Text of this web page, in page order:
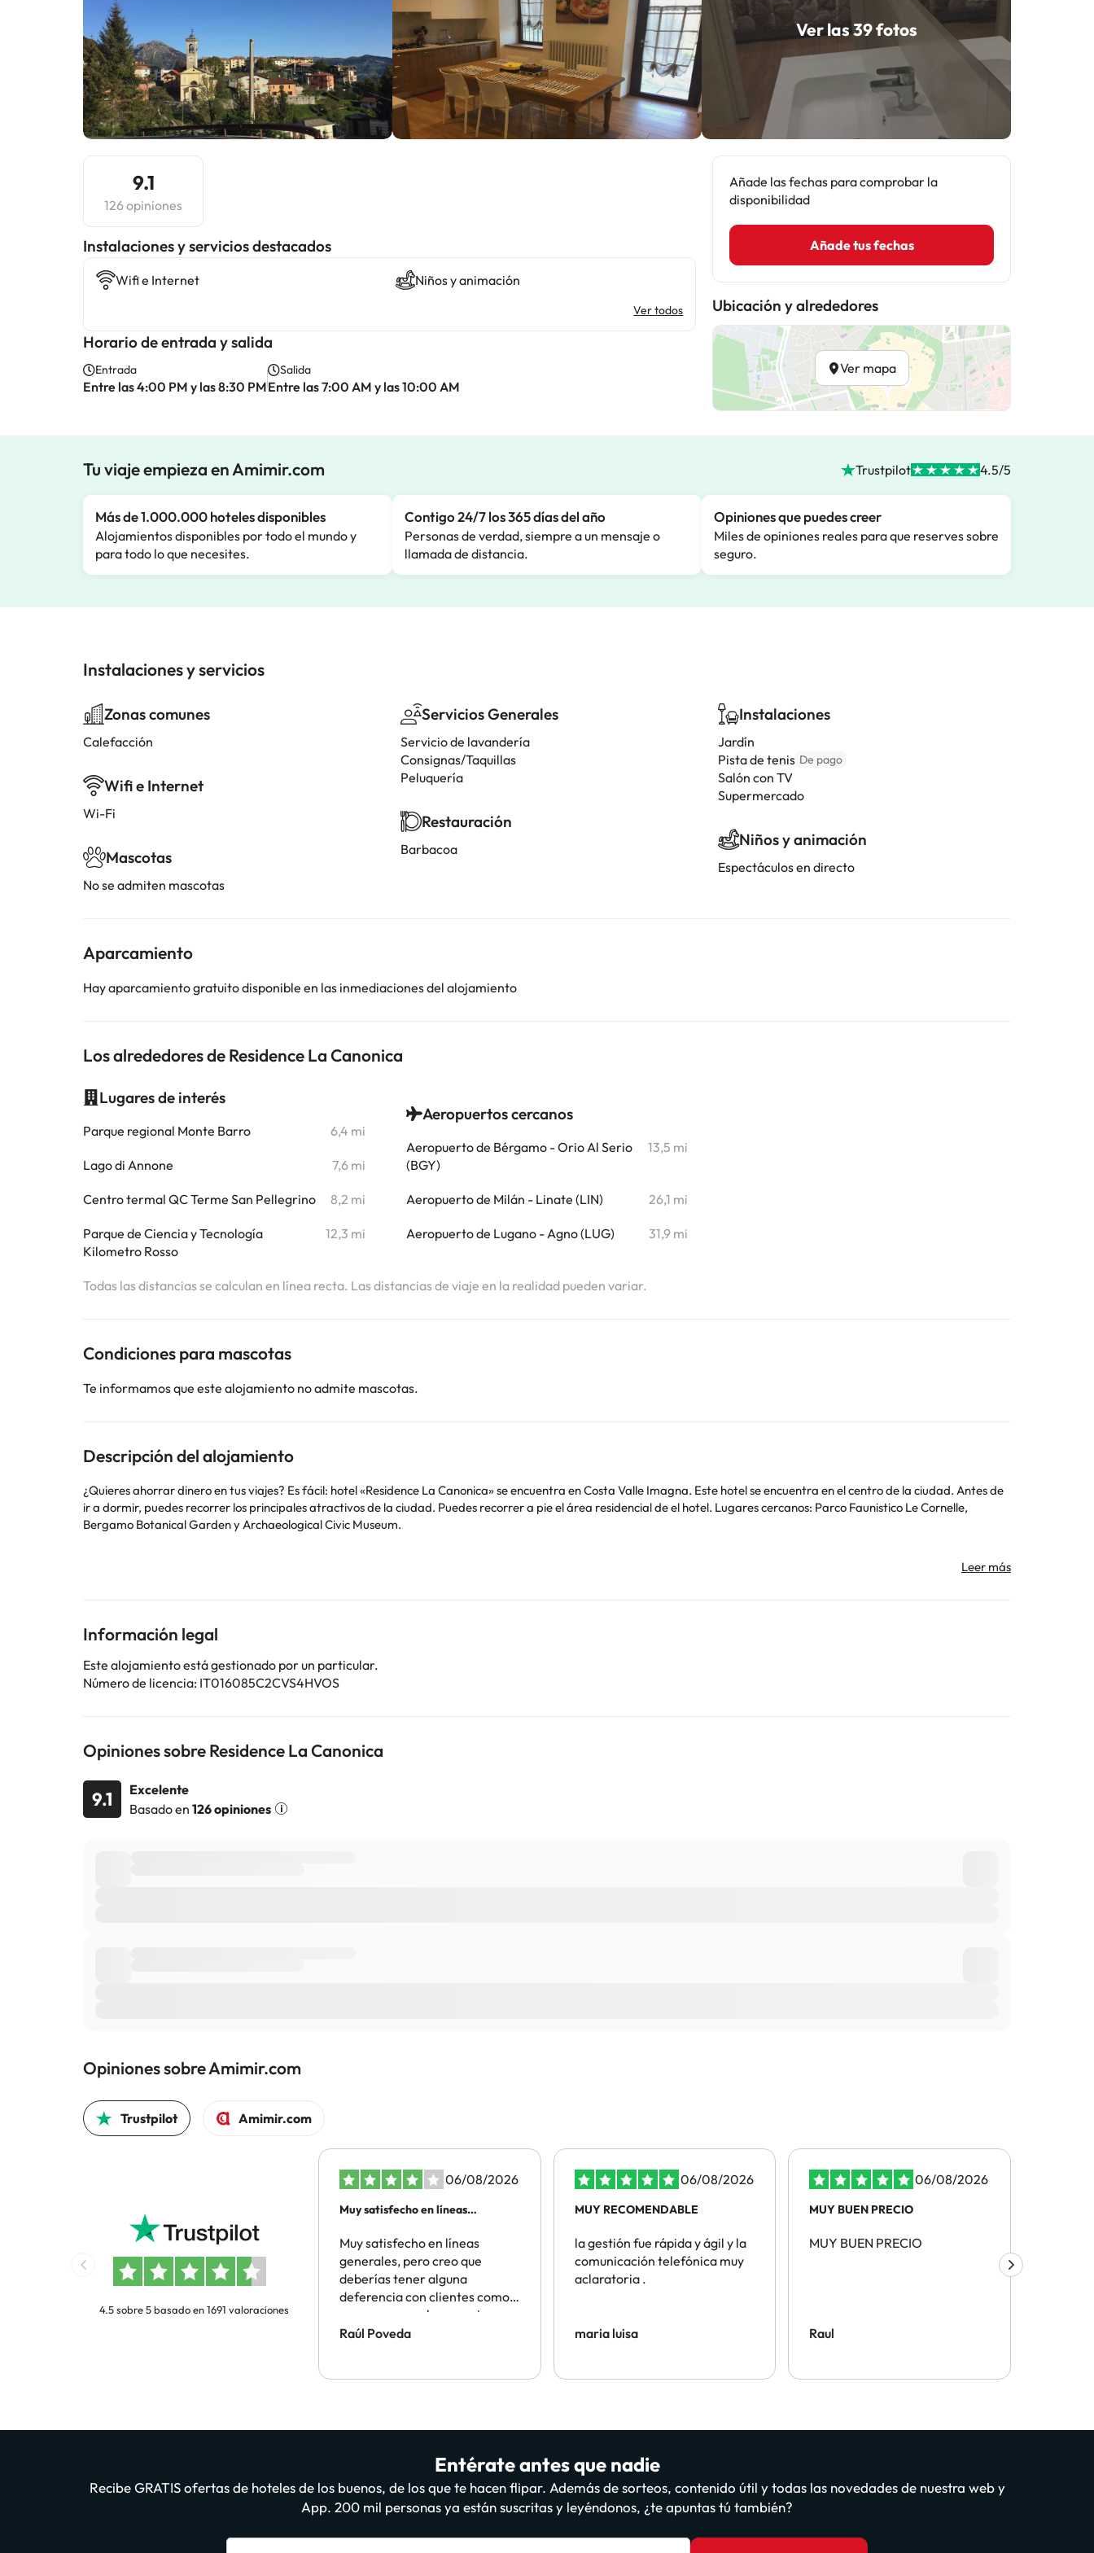
Ver las 39 fotos
9.1
126 opiniones
Instalaciones y servicios destacados
Wifi e Internet Niños y animación
Ver todos
Horario de entrada y salida
Entrada
Entre las 4:00 PM y las 8:30 PM
Salida
Entre las 7:00 AM y las 10:00 AM
Añade las fechas para comprobar la
disponibilidad
Añade tus fechas
Ubicación y alrededores
Ver mapa
Tu viaje empieza en Amimir.com Trustpilot 4.5/5
Más de 1.000.000 hoteles disponibles
Alojamientos disponibles por todo el mundo y
para todo lo que necesites.
Contigo 24/7 los 365 días del año
Personas de verdad, siempre a un mensaje o
llamada de distancia.
Opiniones que puedes creer
Miles de opiniones reales para que reserves sobre
seguro.
Instalaciones y servicios
Zonas comunes
Calefacción
Wifi e Internet
Wi-Fi
Mascotas
No se admiten mascotas
Servicios Generales
Servicio de lavandería
Consignas/Taquillas
Peluquería
Restauración
Barbacoa
Instalaciones
Jardín
Pista de tenis De pago
Salón con TV
Supermercado
Niños y animación
Espectáculos en directo
Aparcamiento
Hay aparcamiento gratuito disponible en las inmediaciones del alojamiento
Los alrededores de Residence La Canonica
Lugares de interés
Parque regional Monte Barro 6,4 mi
Lago di Annone 7,6 mi
Centro termal QC Terme San Pellegrino 8,2 mi
Parque de Ciencia y Tecnología
Kilometro Rosso
12,3 mi
Aeropuertos cercanos
Aeropuerto de Bérgamo - Orio Al Serio
(BGY)
13,5 mi
Aeropuerto de Milán - Linate (LIN) 26,1 mi
Aeropuerto de Lugano - Agno (LUG) 31,9 mi
Todas las distancias se calculan en línea recta. Las distancias de viaje en la realidad pueden variar.
Condiciones para mascotas
Te informamos que este alojamiento no admite mascotas.
Descripción del alojamiento
¿Quieres ahorrar dinero en tus viajes? Es fácil: hotel «Residence La Canonica» se encuentra en Costa Valle Imagna. Este hotel se encuentra en el centro de la ciudad. Antes de
ir a dormir, puedes recorrer los principales atractivos de la ciudad. Puedes recorrer a pie el área residencial de el hotel. Lugares cercanos: Parco Faunistico Le Cornelle,
Bergamo Botanical Garden y Archaeological Civic Museum.
Información legal
Este alojamiento está gestionado por un particular.
Número de licencia: IT016085C2CVS4HVOS
Opiniones sobre Residence La Canonica
9.1
Excelente
Basado en 126 opiniones
Opiniones sobre Amimir.com
Trustpilot Amimir.com
4.5 sobre 5 basado en 1691 valoraciones
06/08/2026
Muy satisfecho en líneas
Muy satisfecho en líneas
generales, pero creo que
deberías tener alguna
deferencia con clientes como
yo que reservo hace varios
años con vosotros, de hecho,
Raúl Poveda
06/08/2026
MUY RECOMENDABLE
la gestión fue rápida y ágil y la
comunicación telefónica muy
aclaratoria .
maria luisa
06/08/2026
MUY BUEN PRECIO
MUY BUEN PRECIO
Raul
Entérate antes que nadie
Recibe GRATIS ofertas de hoteles de los buenos, de los que te hacen flipar. Además de sorteos, contenido útil y todas las novedades de nuestra web y
App. 200 mil personas ya están suscritas y leyéndonos, ¿te apuntas tú también?